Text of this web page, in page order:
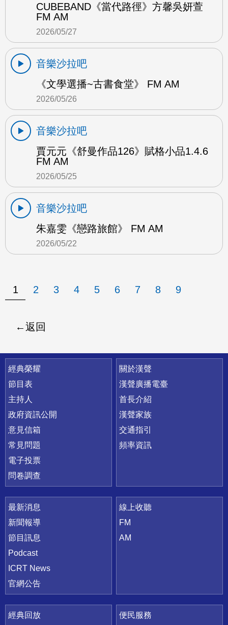
CUBEBAND《當代路徑》方馨吳妍萱
FM AM
2026/05/27
音樂沙拉吧
《文學選播~古書食堂》 FM AM
2026/05/26
音樂沙拉吧
賈元元《舒曼作品126》賦格小品1.4.6
FM AM
2026/05/25
音樂沙拉吧
朱嘉雯《戀路旅館》 FM AM
2026/05/22
1 2 3 4 5 6 7 8 9
返回
快速連結
經典榮耀
節目表
主持人
政府資訊公開
意見信箱
常見問題
電子投票
問卷調查
關於漢聲
漢聲廣播電臺
首長介紹
漢聲家族
交通指引
頻率資訊
最新消息
新聞報導
節目訊息
Podcast
ICRT News
官網公告
線上收聽
FM
AM
經典回放
便民服務